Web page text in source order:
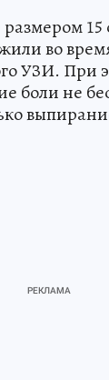
15
во
УЗИ. При
боли не